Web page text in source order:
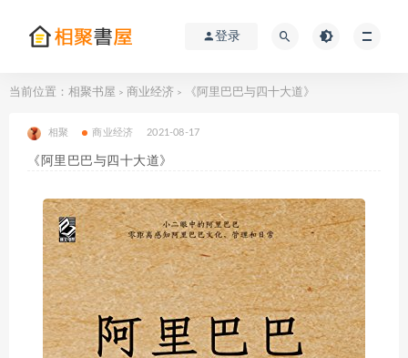
登录
当前位置： 相聚书屋 > 商业经济 > 《阿里巴巴与四十大道》
相聚 商业经济 2021-08-17
《阿里巴巴与四十大道》